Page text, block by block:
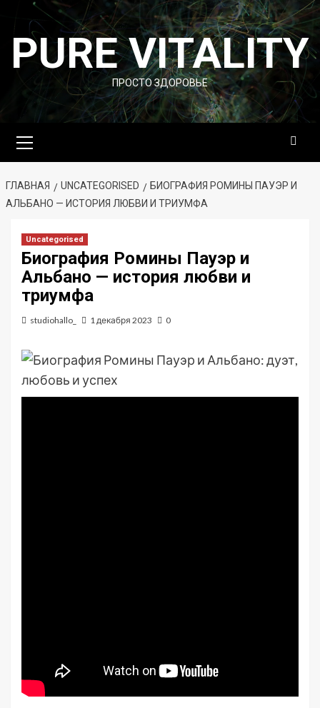
Перейти
содержимому
PURE VITALITY
ПРОСТО ЗДОРОВЬЕ
меню
ГЛАВНАЯ UNCATEGORISED
БИОГРАФИЯ РОМИНЫ ПАУЭР И
АЛЬБАНО — ИСТОРИЯ ЛЮБВИ И ТРИУМФА
Uncategorised
Биография Ромины Пауэр и
Альбано — история любви и
триумфа
studiohallo_ 1 декабря 2023 0